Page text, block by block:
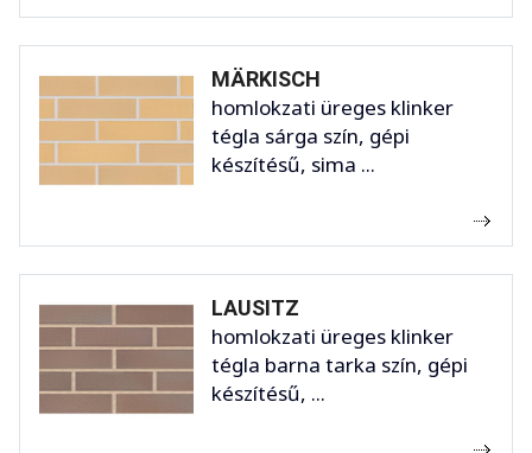
MÄRKISCH
homlokzati üreges klinker
tégla sárga szín, gépi
készítésű, sima ...
LAUSITZ
homlokzati üreges klinker
tégla barna tarka szín, gépi
készítésű, ...